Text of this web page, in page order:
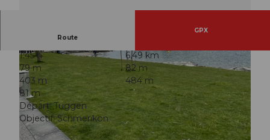
© Rapperswil Zürichsee Tourismus
Route
GPX
1:45 h
6,49 km
79 m
82 m
403 m
484 m
81 m
Départ: Tuggen
Objectif: Schmerikon